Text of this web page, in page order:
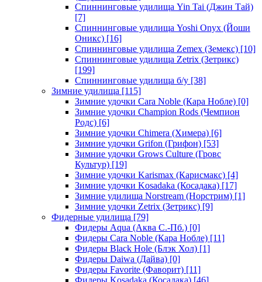
Спиннинговые удилища Yin Tai (Джин Тай)
[7]
Спиннинговые удилища Yoshi Onyx (Йоши
Оникс) [16]
Спиннинговые удилища Zemex (Земекс) [10]
Спиннинговые удилища Zetrix (Зетрикс)
[199]
Спиннинговые удилища б/у [38]
Зимние удилища [115]
Зимние удочки Cara Noble (Кара Нобле) [0]
Зимние удочки Champion Rods (Чемпион
Родс) [6]
Зимние удочки Chimera (Химера) [6]
Зимние удочки Grifon (Грифон) [53]
Зимние удочки Grows Culture (Гровс
Культур) [19]
Зимние удочки Karismax (Карисмакс) [4]
Зимние удочки Kosadaka (Косадака) [17]
Зимние удилища Norstream (Норстрим) [1]
Зимние удочки Zetrix (Зетрикс) [9]
Фидерные удилища [79]
Фидеры Aqua (Аква С.-Пб.) [0]
Фидеры Cara Noble (Кара Нобле) [11]
Фидеры Black Hole (Блэк Хол) [1]
Фидеры Daiwa (Дайва) [0]
Фидеры Favorite (Фаворит) [11]